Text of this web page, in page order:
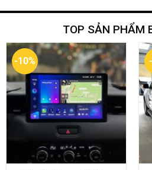
TOP SẢN PHẨM
-10%